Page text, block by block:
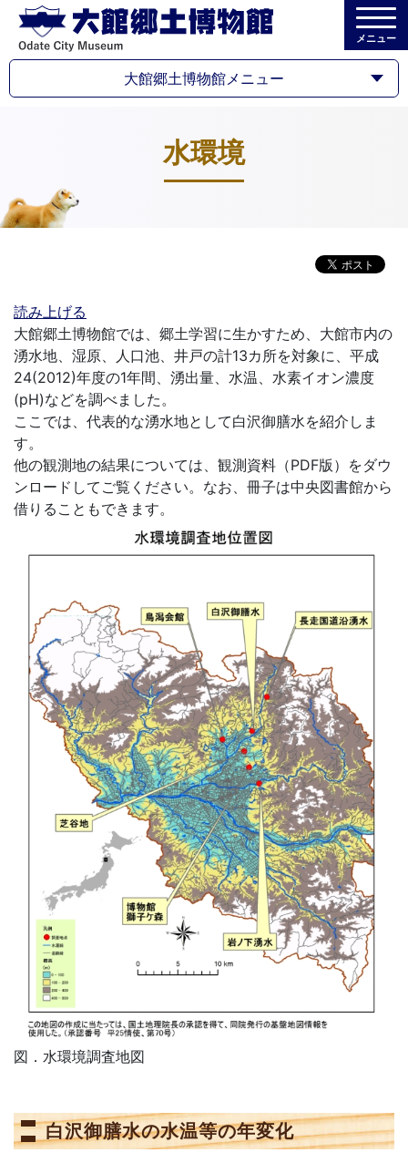
メニュー
大館郷土博物館メニュー
水環境
読み上げる
大館郷土博物館では、郷土学習に生かすため、大館市内の
湧水地、湿原、人口池、井戸の計13カ所を対象に、平成
24(2012)年度の1年間、湧出量、水温、水素イオン濃度
(pH)などを調べました。
ここでは、代表的な湧水地として白沢御膳水を紹介しま
す。
他の観測地の結果については、観測資料（PDF版）をダウ
ンロードしてご覧ください。なお、冊子は中央図書館から
借りることもできます。
図．水環境調査地図
白沢御膳水の水温等の年変化